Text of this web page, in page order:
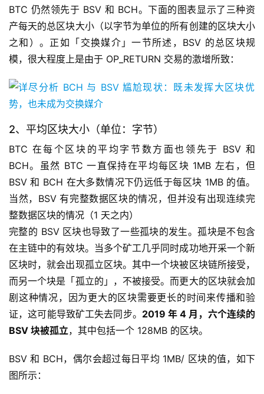
BTC 仍然领先于 BSV 和 BCH。下面的图表显示了三种资
产每天的总区块大小（以字节为单位的所有创建的区块大小
之和）。正如「交换媒介」一节所述，BSV 的总区块规
模，很大程度上是由于 OP_RETURN 交易的激增所致：
2、平均区块大小（单位：字节）
BTC 在每个区块的平均字节数方面也领先于 BSV 和
BCH。虽然 BTC 一直保持在平均每区块 1MB 左右，但
BSV 和 BCH 在大多数情况下仍远低于每区块 1MB 的值。
当然，BSV 有完整数据区块的情况，但并没有出现连续完
整数据区块的情况（1 天之内）
完整的 BSV 区块也导致了一些孤块的发生。孤块是不包含
在主链中的有效块。当多个矿工几乎同时成功地开采一个新
区块时，就会出现孤立区块。其中一个块被区块链所接受，
而另一个块是「孤立的」，不被接受。而更大的区块就会加
剧这种情况，因为更大的区块需要更长的时间来传播和验
证，这可能导致矿工失去同步。 2019 年 4 月，六个连续的
BSV 块被孤立，其中包括一个 128MB 的区块。
BSV 和 BCH，偶尔会超过每日平均 1MB/ 区块的值，如下
图所示：